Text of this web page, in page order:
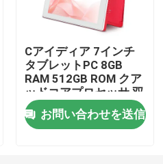
ット
Cアイディア 7インチ
タブレットPC 8GB
RAM 512GB ROM クア
ッドコアプロセッサ 双
カメラWifi/BT ティー
ンズ用ケース CM513
(赤)
お問い合わせを送信